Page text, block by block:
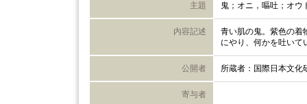
主題 鬼；オニ，嘔吐；オウ
内容記述
青い肌の鬼。紫色の着
にやり、何かを吐いて
公開者 所蔵者：国際日本文化
寄与者